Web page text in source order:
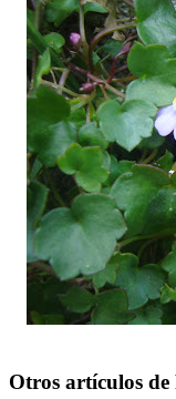
Otros artículos